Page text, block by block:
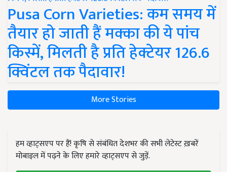
Pusa Corn Varieties: कम समय में
तैयार हो जाती हैं मक्का की ये पांच
किस्में, मिलती है प्रति हेक्टेयर 126.6
क्विंटल तक पैदावार!
More Stories
हम व्हाट्सएप पर हैं! कृषि से संबंधित देशभर की सभी लेटेस्ट ख़बरें
मोबाइल में पढ़ने के लिए हमारे व्हाट्सएप से जुड़ें.